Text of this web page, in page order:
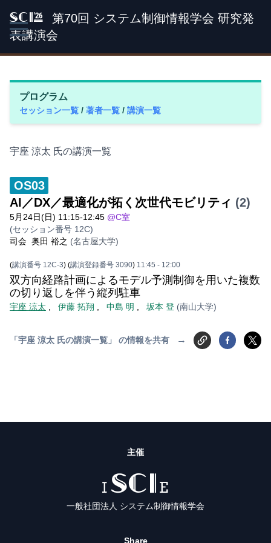
SCI '26
第70回 システム制御情報学会 研究発
表講演会
プログラム
セッション一覧 / 著者一覧 / 講演一覧
宇座 涼太 氏の講演一覧
OS03
AI／DX／最適化が拓く次世代モビリティ (2)
5月24日(日) 11:15-12:45 @C室
(セッション番号 12C)
司会 奥田 裕之 (名古屋大学)
(講演番号 12C-3) (講演登録番号 3090) 11:45 - 12:00
双方向経路計画によるモデル予測制御を用いた複数
の切り返しを伴う縦列駐車
宇座 涼太 伊藤 拓翔 中島 明 坂本 登 (南山大学)
「宇座 涼太 氏の講演一覧」 の情報を共有 →
主催
ISCIE
一般社団法人 システム制御情報学会
Share